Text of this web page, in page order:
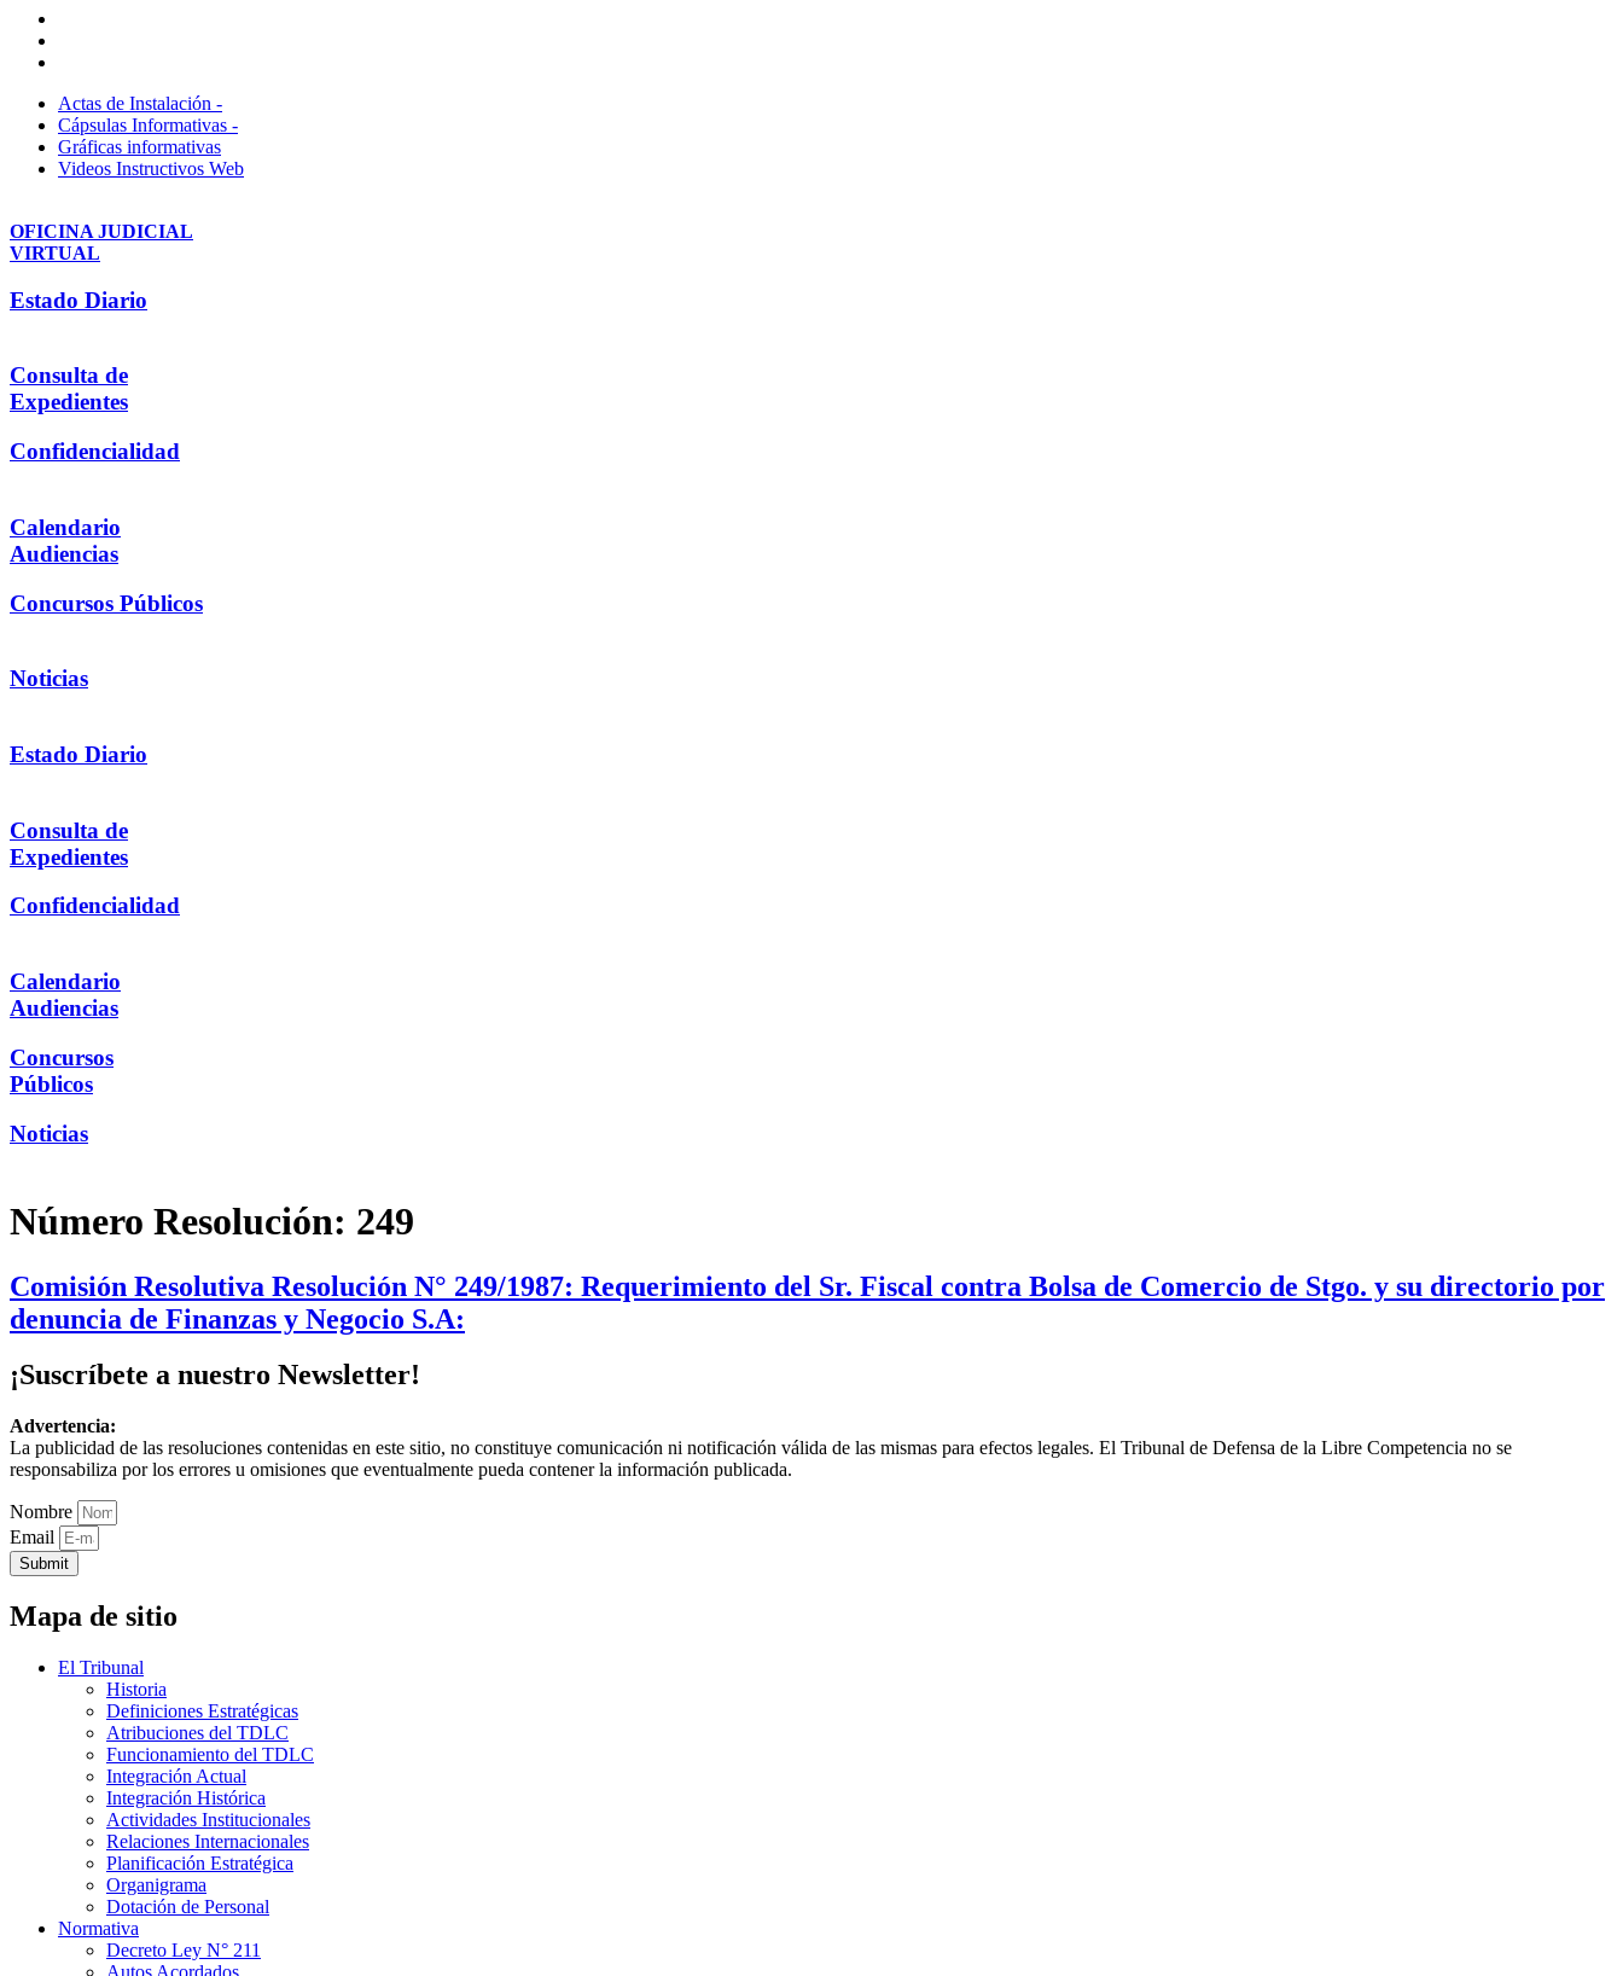
Actas de Instalación -
Cápsulas Informativas -
Gráficas informativas
Videos Instructivos Web
OFICINA JUDICIAL
VIRTUAL
Estado Diario
Consulta de
Expedientes
Confidencialidad
Calendario
Audiencias
Concursos Públicos
Noticias
Estado Diario
Consulta de
Expedientes
Confidencialidad
Calendario
Audiencias
Concursos
Públicos
Noticias
Número Resolución: 249
Comisión Resolutiva Resolución N° 249/1987: Requerimiento del Sr. Fiscal contra Bolsa de Comercio de Stgo. y su directorio por
denuncia de Finanzas y Negocio S.A:
¡Suscríbete a nuestro Newsletter!
Advertencia:
La publicidad de las resoluciones contenidas en este sitio, no constituye comunicación ni notificación válida de las mismas para efectos legales. El Tribunal de Defensa de la Libre Competencia no se
responsabiliza por los errores u omisiones que eventualmente pueda contener la información publicada.
Nombre
Email
Submit
Mapa de sitio
El Tribunal
Historia
Definiciones Estratégicas
Atribuciones del TDLC
Funcionamiento del TDLC
Integración Actual
Integración Histórica
Actividades Institucionales
Relaciones Internacionales
Planificación Estratégica
Organigrama
Dotación de Personal
Normativa
Decreto Ley N° 211